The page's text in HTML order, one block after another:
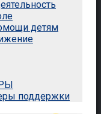
детям
поддержки